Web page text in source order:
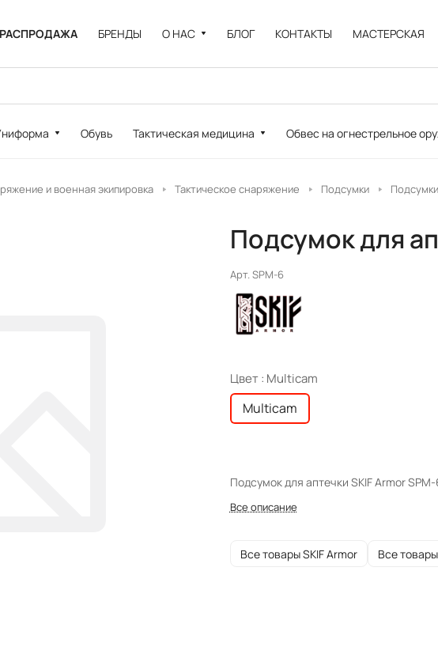
РАСПРОДАЖА БРЕНДЫ О НАС БЛОГ КОНТАКТЫ МАСТЕРСКАЯ
Обувь Тактическая медицина Обвес на огнестрельное
и военная экипировка Тактическое снаряжение Подсумки
Подсумок для
Арт.SPM-6
Цвет : Multicam
Multicam
Подсумок для аптечки SKIF Armor
Все описание
Все товары SKIF Armor Все